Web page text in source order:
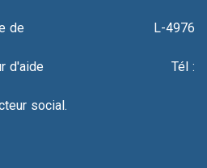
une offre de L-4976
secteur d'aide Tél :
le secteur social.